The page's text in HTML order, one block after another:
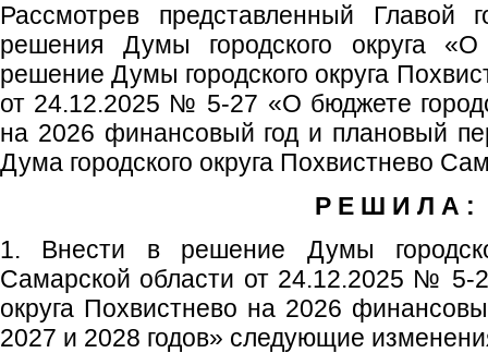
Рассмотрев представленный Главой
решения Думы городского округа
решение Думы городского округа
от 24.12.2025 № 5-27 «О бюджете
на 2026 финансовый год и плановый
Дума городского округа Похвистнево
Р Е Ш И Л А :
1. Внести в решение Думы
Самарской области от 24.12.2025 № 5-
округа Похвистнево на 2026
2027 и 2028 годов» следующие